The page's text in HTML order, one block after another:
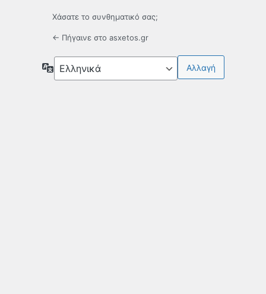
Χάσατε το συνθηματικό σας;
← Πήγαινε στο asxetos.gr
Γλώσσα